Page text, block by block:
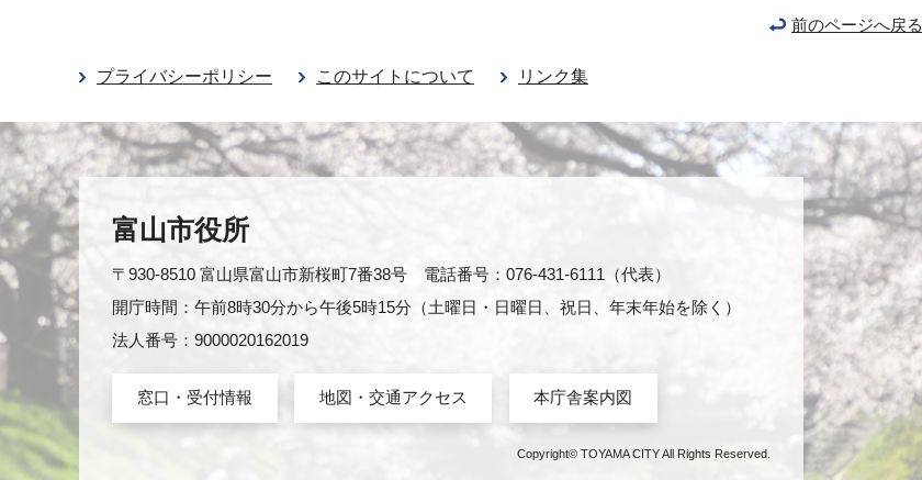
前のページへ戻る
プライバシーポリシー このサイトについて リンク集
富山市役所
〒930-8510 富山県富山市新桜町7番38号 電話番号：076-431-6111（代表）
開庁時間：午前8時30分から午後5時15分（土曜日・日曜日、祝日、年末年始を除く）
法人番号：9000020162019
窓口・受付情報 地図・交通アクセス 本庁舎案内図
Copyright© TOYAMA CITY All Rights Reserved.